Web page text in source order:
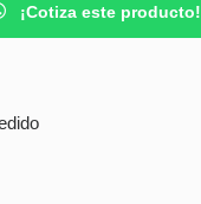
¡Cotiza este producto!